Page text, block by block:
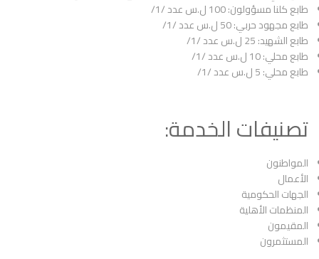
طابع كلنا مسؤولون: 100 ل.س عدد /1/
طابع مجهود حربي: 50 ل.س عدد /1/
طابع الشهيد: 25 ل.س عدد /1/
طابع محلي: 10 ل.س عدد /1/
طابع محلي: 5 ل.س عدد /1/
تصنيفات الخدمة:
المواطنون
الأعمال
الجهات الحكومية
المنظمات الأهلية
المقيمون
المستثمرون